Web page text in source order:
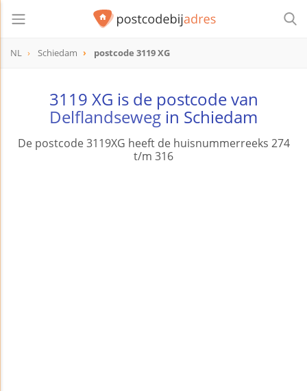
NL Schiedam postcode 3119 XG
3119 XG is de postcode van
Delflandseweg in Schiedam
De postcode 3119XG heeft de huisnummerreeks 274
t/m 316